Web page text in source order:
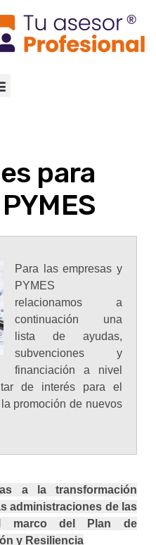
para
Para las empresas y
PYMES
relacionamos a
continuación una
lista de ayudas,
subvenciones y
financiación a nivel
de interés para el
promoción de nuevos
a la transformación
administraciones de las
marco del Plan de
y Resiliencia